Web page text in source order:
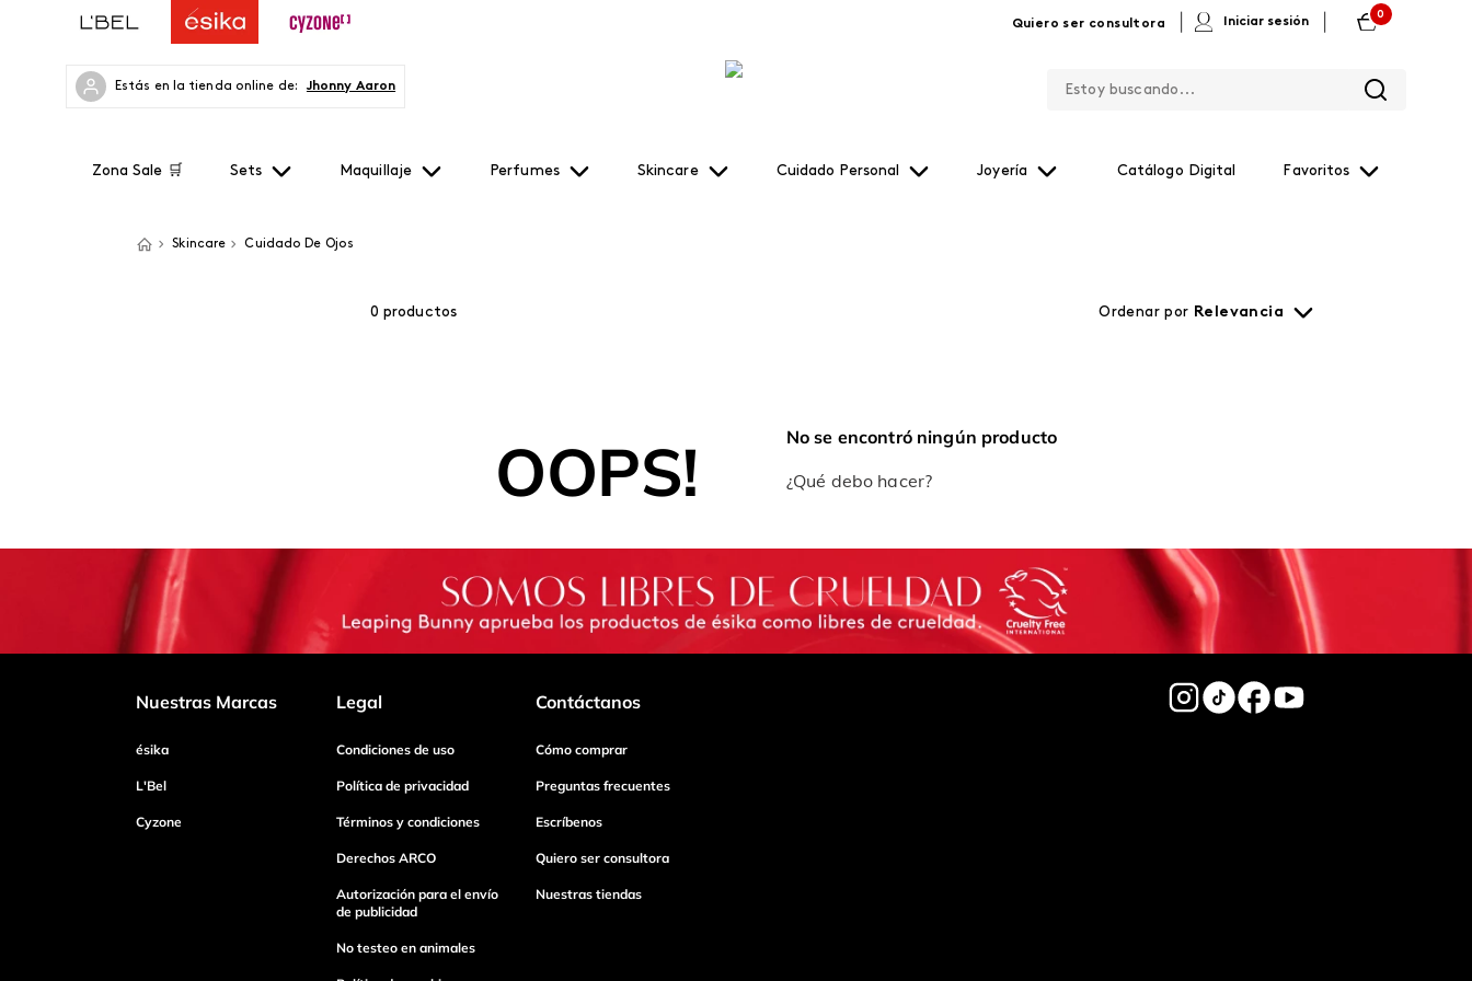
Quiero ser consultora Iniciar sesión
0
Estás en la tienda online de: Jhonny Aaron
Zona Sale 🛒 Sets Maquillaje Perfumes Skincare Cuidado Personal Joyería Catálogo Digital Favoritos
Skincare Cuidado De Ojos
0 productos Ordenar por Relevancia
OOPS!
No se encontró ningún producto
¿Qué debo hacer?
Nuestras Marcas
ésika
L'Bel
Cyzone
Legal
Condiciones de uso
Política de privacidad
Términos y condiciones
Derechos ARCO
Autorización para el envío
de publicidad
No testeo en animales
Contáctanos
Cómo comprar
Preguntas frecuentes
Escríbenos
Quiero ser consultora
Nuestras tiendas